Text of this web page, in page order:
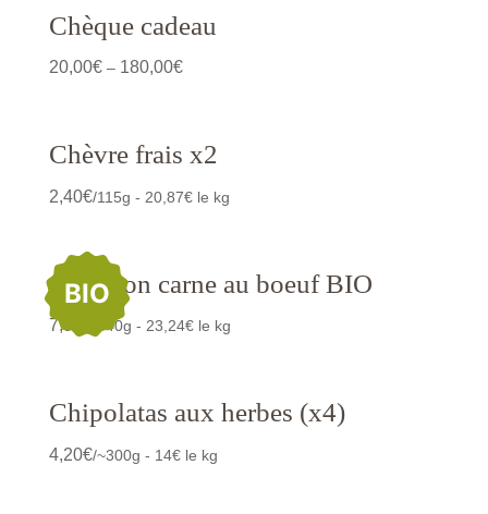
Chèque cadeau
20,00€– 180,00€
Chèvre frais x2
2,40€/115g - 20,87€ le kg
BIO
Chili con carne au boeuf BIO
7,90 /340g - 23,24€ le kg
Chipolatas aux herbes (x4)
4,20€/~300g - 14€ le kg